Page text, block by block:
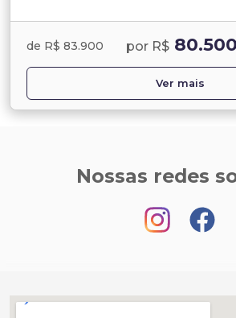
de R$ 83.900 por R$ 80.500
Ver mais
Nossas redes